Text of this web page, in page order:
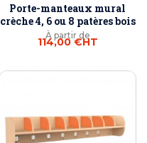
Porte-manteaux mural
crèche 4, 6 ou 8 patères bois
À partir de
114,00 €HT